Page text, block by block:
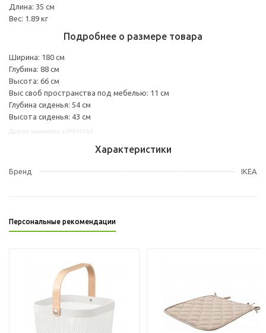
Длина: 35 см
Вес: 1.89 кг
Подробнее о размере товара
Ширина: 180 см
Глубина: 88 см
Высота: 66 см
Выс своб пространства под мебелью: 11 см
Глубина сиденья: 54 см
Высота сиденья: 43 см
Характеристики
Бренд IKEA
Персональные рекомендации